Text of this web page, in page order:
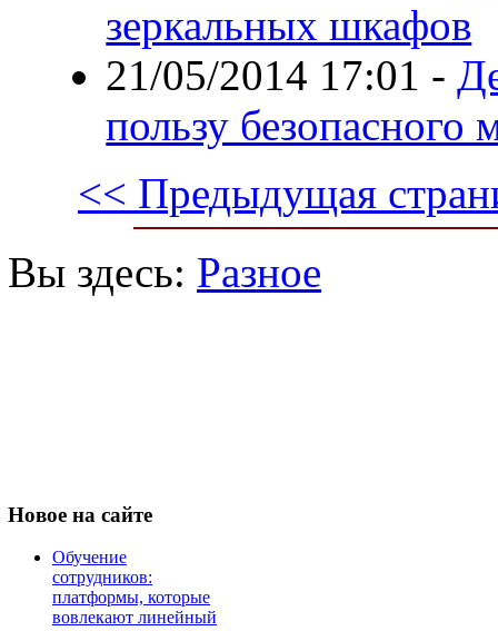
зеркальных шкафов
21/05/2014 17:01 -
пользу безопасного
<< Предыдущая
Вы здесь: Разное
Новое на сайте
Обучение
сотрудников:
платформы, которые
вовлекают линейный